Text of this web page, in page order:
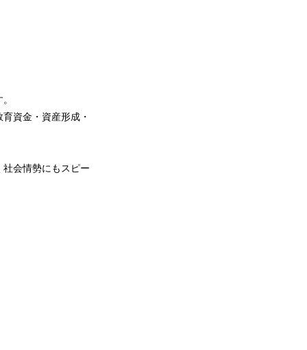
資金・資産形成・
会情勢にもスピー